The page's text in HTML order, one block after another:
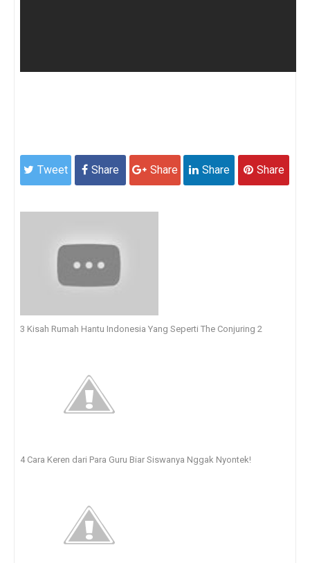
Tweet Share Share Share Share
3 Kisah Rumah Hantu Indonesia Yang Seperti The Conjuring 2
4 Cara Keren dari Para Guru Biar Siswanya Nggak Nyontek!